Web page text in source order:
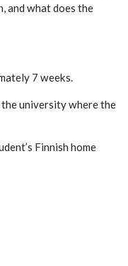
and what does the
7 weeks.
university where the
Finnish home